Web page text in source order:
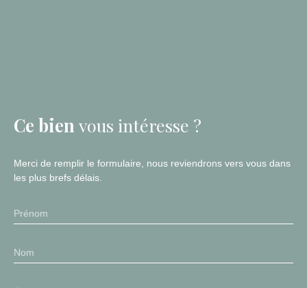
Ce bien vous intéresse ?
Merci de remplir le formulaire, nous reviendrons vers vous dans
les plus brefs délais.
Prénom
Nom